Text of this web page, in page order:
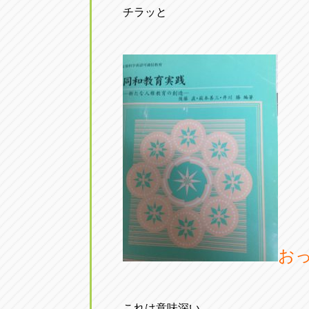
チラッと
お